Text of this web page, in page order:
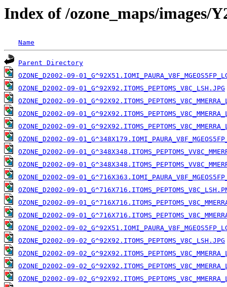
Index of /ozone_maps/images/
Name
Parent Directory
OZONE_D2002-09-
OZONE_D2002-09-01_G^92X92.ITOMS_PEPTOMS_V8C_LSH.JPG
OZONE_D2002-09-
OZONE_D2002-09-
OZONE_D2002-09-
OZONE_D2002-09-
OZONE_D2002-09-
OZONE_D2002-09-
OZONE_D2002-09-
OZONE_D2002-09-
OZONE_D2002-09-
OZONE_D2002-09-
OZONE_D2002-09-
OZONE_D2002-09-02_G^92X92.ITOMS_PEPTOMS_V8C_LSH.JPG
OZONE_D2002-09-
OZONE_D2002-09-
OZONE_D2002-09-